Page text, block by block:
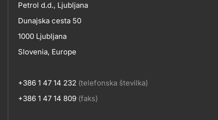
skupno.footer-
title???
Kontakt
Petrol d.d., Ljubljana
Dunajska cesta 50
1000 Ljubljana
Slovenia, Europe
+386 1 47 14 232 (telefonska številka)
+386 1 47 14 809 (faks)